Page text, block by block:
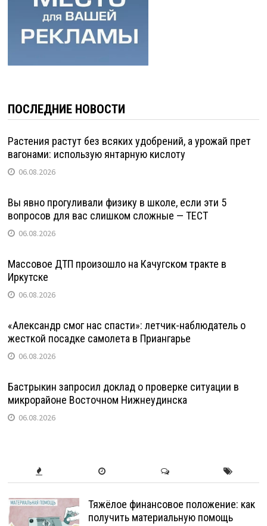
ПОСЛЕДНИЕ НОВОСТИ
Растения растут без всяких удобрений, а урожай прет
вагонами: использую янтарную кислоту
06.08.2026
Вы явно прогуливали физику в школе, если эти 5
вопросов для вас слишком сложные — ТЕСТ
06.08.2026
Массовое ДТП произошло на Качугском тракте в
Иркутске
06.08.2026
«Александр смог нас спасти»: летчик-наблюдатель о
жесткой посадке самолета в Приангарье
06.08.2026
Бастрыкин запросил доклад о проверке ситуации в
микрорайоне Восточном Нижнеудинска
06.08.2026
Тяжёлое финансовое положение: как
получить материальную помощь